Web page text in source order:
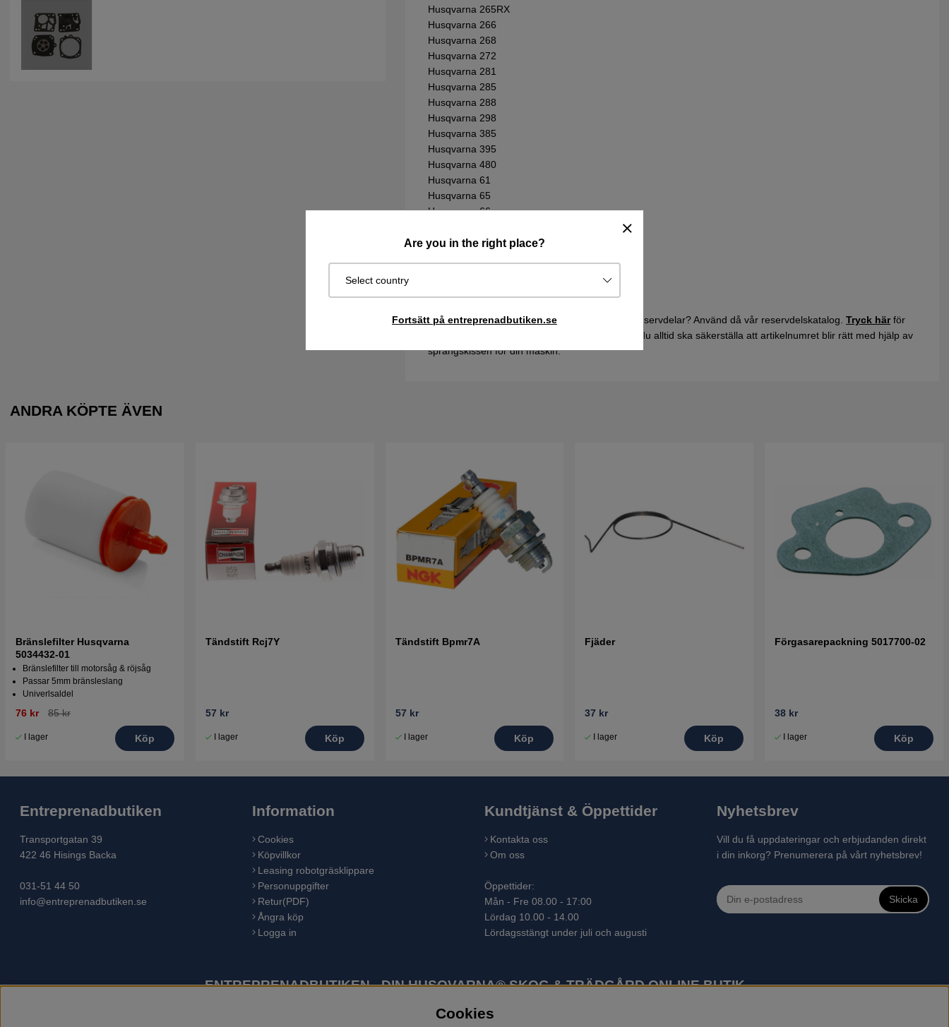
Are you in the right place?
Select country
Fortsätt på entreprenadbutiken.se
Husqvarna 265RX
Husqvarna 266
Husqvarna 268
Husqvarna 272
Husqvarna 281
Husqvarna 285
Husqvarna 288
Husqvarna 298
Husqvarna 385
Husqvarna 395
Husqvarna 480
Husqvarna 61
Husqvarna 65
Husqvarna 66
Vill du söka bland Husqvarna sprängskisser & reservdelar? Använd då vår reservdelskatalog. Tryck härför
att komma till reservdelskatalogen. Tänk på att du alltid ska säkerställa att artikelnumret blir rätt med hjälp av
sprängskissen för din maskin.
ANDRA KÖPTE ÄVEN
Bränslefilter Husqvarna
5034432-01
Bränslefilter till motorsåg & röjsåg
Passar 5mm bränsleslang
Univerlsaldel
76 kr 85 kr
I lager Köp
Tändstift Rcj7Y
57 kr
I lager Köp
Tändstift Bpmr7A
57 kr
I lager Köp
Fjäder
37 kr
I lager Köp
Förgasarepackning 5017700-02
38 kr
I lager Köp
Entreprenadbutiken
Transportgatan 39
422 46 Hisings Backa
031-51 44 50
info@entreprenadbutiken.se
Information
Cookies
Köpvillkor
Leasing robotgräsklippare
Personuppgifter
Retur(PDF)
Ångra köp
Logga in
Kundtjänst & Öppettider
Kontakta oss
Om oss
Öppettider:
Mån - Fre 08.00 - 17:00
Lördag 10.00 - 14.00
Lördagsstängt under juli och augusti
Nyhetsbrev
Vill du få uppdateringar och erbjudanden direkt
i din inkorg? Prenumerera på vårt nyhetsbrev!
Skicka
ENTREPRENADBUTIKEN - DIN HUSQVARNA® SKOG & TRÄDGÅRD ONLINE BUTIK
Husqvarna är världens största tillverkare av utomhusprodukter som skogsmaskiner och trädgårdsmaskiner. I sortimentet finns bl.a. robotgräsklippare, motorsågar, röjsågar, trimmers, riders,
Cookies